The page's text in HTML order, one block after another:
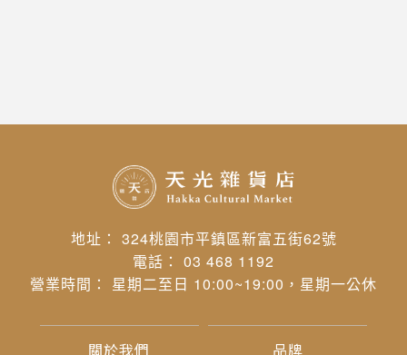
地址： 324桃園市平鎮區新富五街62號
電話： 03 468 1192
營業時間： 星期二至日 10:00~19:00，星期一公休
關於我們 品牌